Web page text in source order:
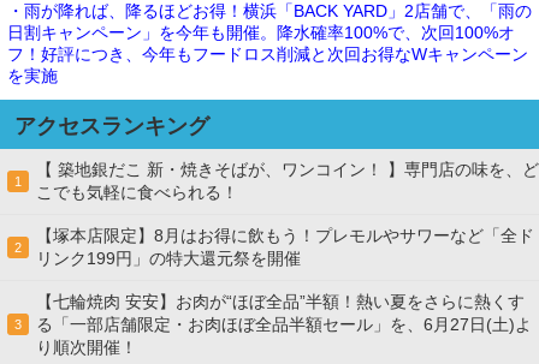
・雨が降れば、降るほどお得！横浜「BACK YARD」2店舗で、「雨の
日割キャンペーン」を今年も開催。降水確率100%で、次回100%オ
フ！好評につき、今年もフードロス削減と次回お得なWキャンペーン
を実施
アクセスランキング
1
【 築地銀だこ 新・焼きそばが、ワンコイン！ 】専門店の味を、ど
こでも気軽に食べられる！
2
【塚本店限定】8月はお得に飲もう！プレモルやサワーなど「全ド
リンク199円」の特大還元祭を開催
3
【七輪焼肉 安安】お肉が“ほぼ全品”半額！熱い夏をさらに熱くす
る「一部店舗限定・お肉ほぼ全品半額セール」を、6月27日(土)よ
り順次開催！